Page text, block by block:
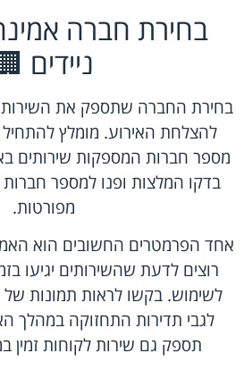
בחירת חברה
ניידים
בחירת החברה שתספק את
להצלחת האירוע. מומלץ
מספר חברות המספקות שירותים
בדקו המלצות ופנו למספר
מפורטות.
אחד הפרמטרים החשובים הוא
רוצים לדעת שהשירותים יגיעו
לשימוש. בקשו לראות תמונות של
לגבי תדירות התחזוקה במהלך
תספק גם שירות לקוחות